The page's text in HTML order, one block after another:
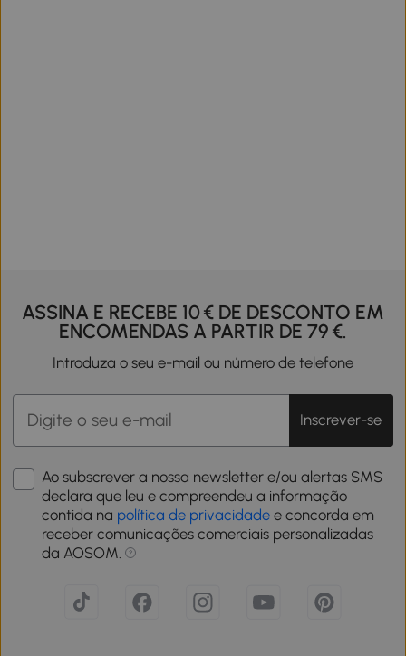
ASSINA E RECEBE 10 € DE DESCONTO EM
ENCOMENDAS A PARTIR DE 79 €.
Introduza o seu e-mail ou número de telefone
Inscrever-se
Ao subscrever a nossa newsletter e/ou alertas SMS
declara que leu e compreendeu a informação
contida na política de privacidade e concorda em
receber comunicações comerciais personalizadas
da AOSOM.